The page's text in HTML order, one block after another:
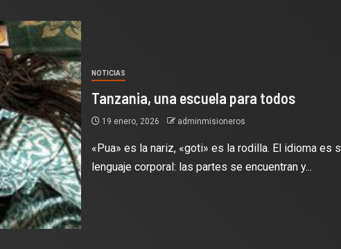
NOTICIAS
Tanzania, una escuela para todos
19 enero, 2026 adminmisioneros
«Pua» es la nariz, «goti» es la rodilla. El idioma es
lenguaje corporal: las partes se encuentran y...